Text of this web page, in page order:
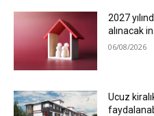
2027
alınacak
06/08/2026
Ucuz